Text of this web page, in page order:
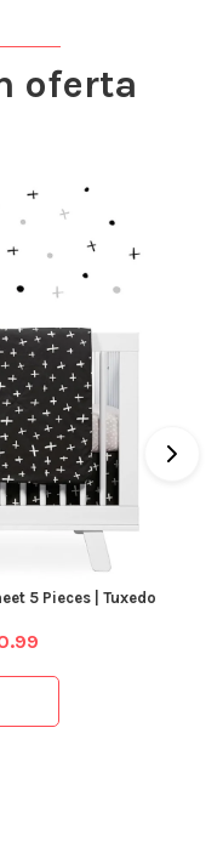
oferta
Set Sheet 5 Pieces | Tulip